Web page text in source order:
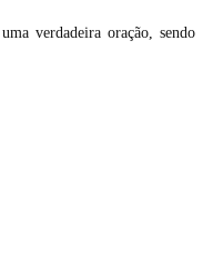
verdadeira oração, sendo